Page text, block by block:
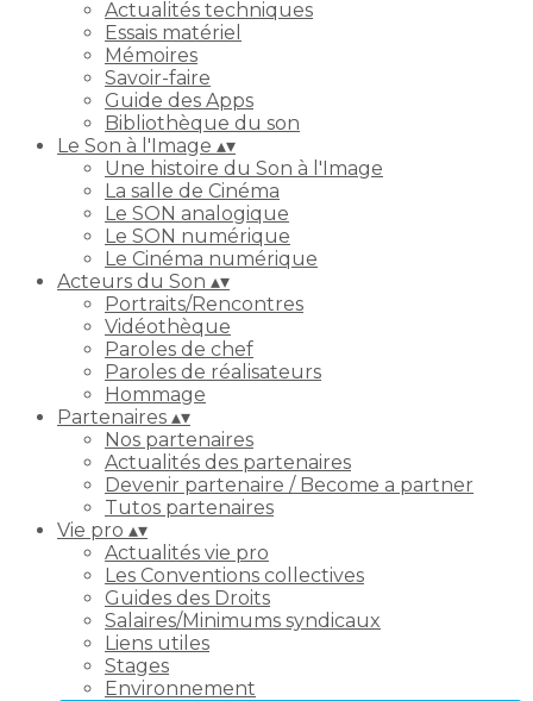
Actualités techniques
Essais matériel
Mémoires
Savoir-faire
Guide des Apps
Bibliothèque du son
Le Son à l'Image ▴▾
Une histoire du Son à l'Image
La salle de Cinéma
Le SON analogique
Le SON numérique
Le Cinéma numérique
Acteurs du Son ▴▾
Portraits/Rencontres
Vidéothèque
Paroles de chef
Paroles de réalisateurs
Hommage
Partenaires ▴▾
Nos partenaires
Actualités des partenaires
Devenir partenaire / Become a partner
Tutos partenaires
Vie pro ▴▾
Actualités vie pro
Les Conventions collectives
Guides des Droits
Salaires/Minimums syndicaux
Liens utiles
Stages
Environnement